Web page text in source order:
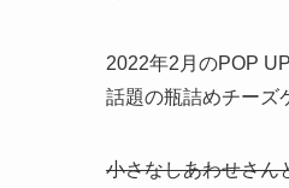
2022年2月のPOP
話題の瓶詰めチーズ
小さなしあわせさん